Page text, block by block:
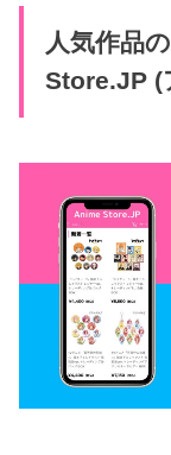
人気作品
Store.JP (